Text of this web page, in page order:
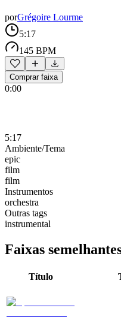
porGrégoire Lourme
5:17
145 BPM
Comprar faixa
0:00
5:17
Ambiente/Tema
epic
film
film
Instrumentos
orchestra
Outras tags
instrumental
Faixas
Título